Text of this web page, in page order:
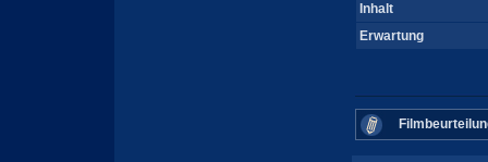
Inhalt
Erwartung